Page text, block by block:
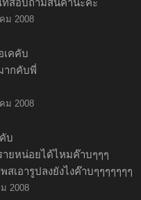
สอบถามสินค้านะคะ
ม 2008
เคคับ
ากคับพี่
ม 2008
บ
ยหน่อยได้ไหมค๊าบๆๆๆ
สเอารูปลงยังไงค๊าบๆๆๆๆๆๆๆ
2008